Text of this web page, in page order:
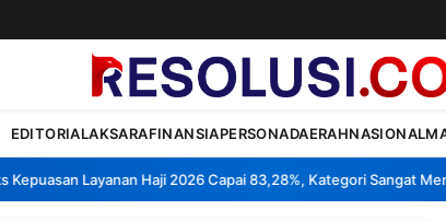
EDITORIALAKSARAFINANSIAPERSONADAERAHNASIONAL
Layanan Haji 2026 Capai 83,28%, Kategori Sangat